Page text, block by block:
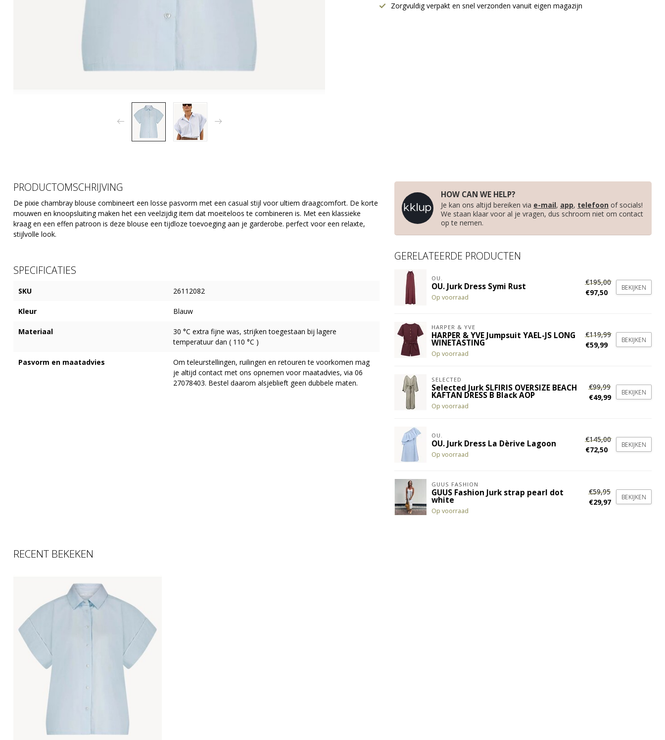
Zorgvuldig verpakt en snel verzonden vanuit eigen magazijn
PRODUCTOMSCHRIJVING
De pixie chambray blouse combineert een losse pasvorm met een casual stijl voor ultiem draagcomfort. De korte
mouwen en knoopsluiting maken het een veelzijdig item dat moeiteloos te combineren is. Met een klassieke
kraag en een effen patroon is deze blouse een tijdloze toevoeging aan je garderobe. perfect voor een relaxte,
stijlvolle look.
SPECIFICATIES
SKU 26112082
Kleur Blauw
Materiaal
30 °C extra fijne was, strijken toegestaan bij lagere
temperatuur dan ( 110 °C )
Pasvorm en maatadvies
Om teleurstellingen, ruilingen en retouren te voorkomen mag
je altijd contact met ons opnemen voor maatadvies, via 06
27078403. Bestel daarom alsjeblieft geen dubbele maten.
HOW CAN WE HELP?
Je kan ons altijd bereiken via e-mail, app, telefoon of socials!
We staan klaar voor al je vragen, dus schroom niet om contact
op te nemen.
GERELATEERDE PRODUCTEN
OU.
OU. Jurk Dress Symi Rust
Op voorraad
€195,00
€97,50
BEKIJKEN
HARPER & YVE
HARPER & YVE Jumpsuit YAEL-JS LONG
WINETASTING
Op voorraad
€119,99
€59,99
BEKIJKEN
SELECTED
Selected Jurk SLFIRIS OVERSIZE BEACH
KAFTAN DRESS B Black AOP
Op voorraad
€99,99
€49,99
BEKIJKEN
OU.
OU. Jurk Dress La Dèrive Lagoon
Op voorraad
€145,00
€72,50
BEKIJKEN
GUUS FASHION
GUUS Fashion Jurk strap pearl dot
white
Op voorraad
€59,95
€29,97
BEKIJKEN
RECENT BEKEKEN